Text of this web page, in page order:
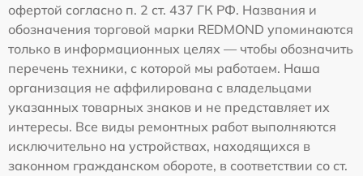
офертой согласно п. 2 ст. 437 ГК РФ. Названия и
обозначения торговой марки REDMOND упоминаются
только в информационных целях — чтобы обозначить
перечень техники, с которой мы работаем. Наша
организация не аффилирована с владельцами
указанных товарных знаков и не представляет их
интересы. Все виды ремонтных работ выполняются
исключительно на устройствах, находящихся в
законном гражданском обороте, в соответствии со ст.